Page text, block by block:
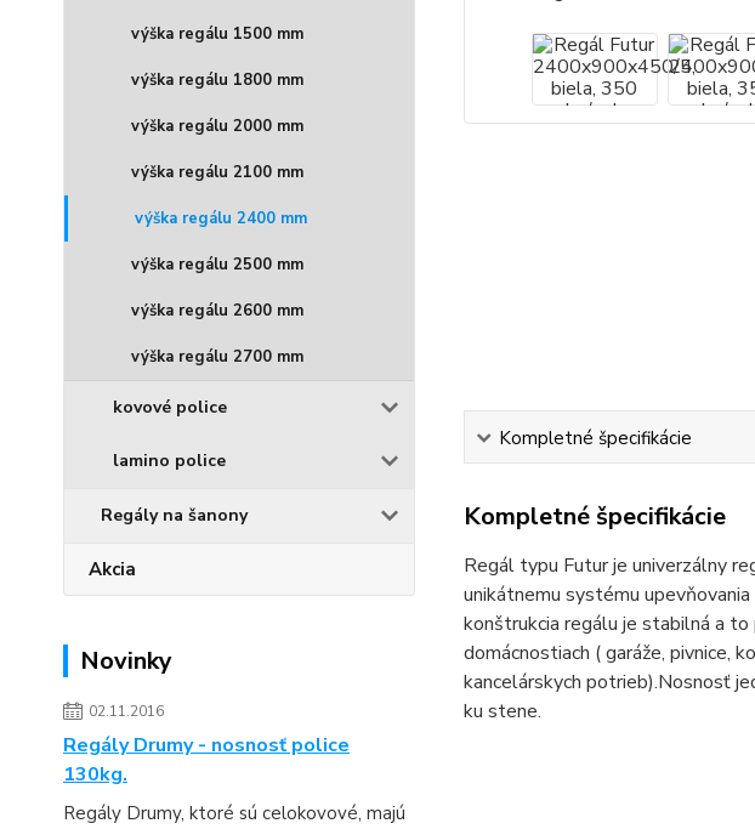
výška regálu 1500 mm
výška regálu 1800 mm
výška regálu 2000 mm
výška regálu 2100 mm
výška regálu 2400 mm
výška regálu 2500 mm
výška regálu 2600 mm
výška regálu 2700 mm
kovové police
lamino police
Regály na šanony
Akcia
Novinky
02.11.2016
Regály Drumy - nosnosť police
130kg.
Regály Drumy, ktoré sú celokovové, majú
Kompletné špecifikácie
Kompletné špecifikácie
Regál typu Futur je univerzálny
unikátnemu systému
konštrukcia regálu je stabilná a
domácnostiach ( garáže, pivnice,
kancelárskych potrieb).Nosnosť
ku stene.